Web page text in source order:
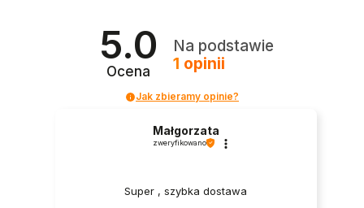
5.0
Ocena
Na podstawie
1 opinii
Jak zbieramy opinie?
Małgorzata
zweryfikowano
Super , szybka dostawa